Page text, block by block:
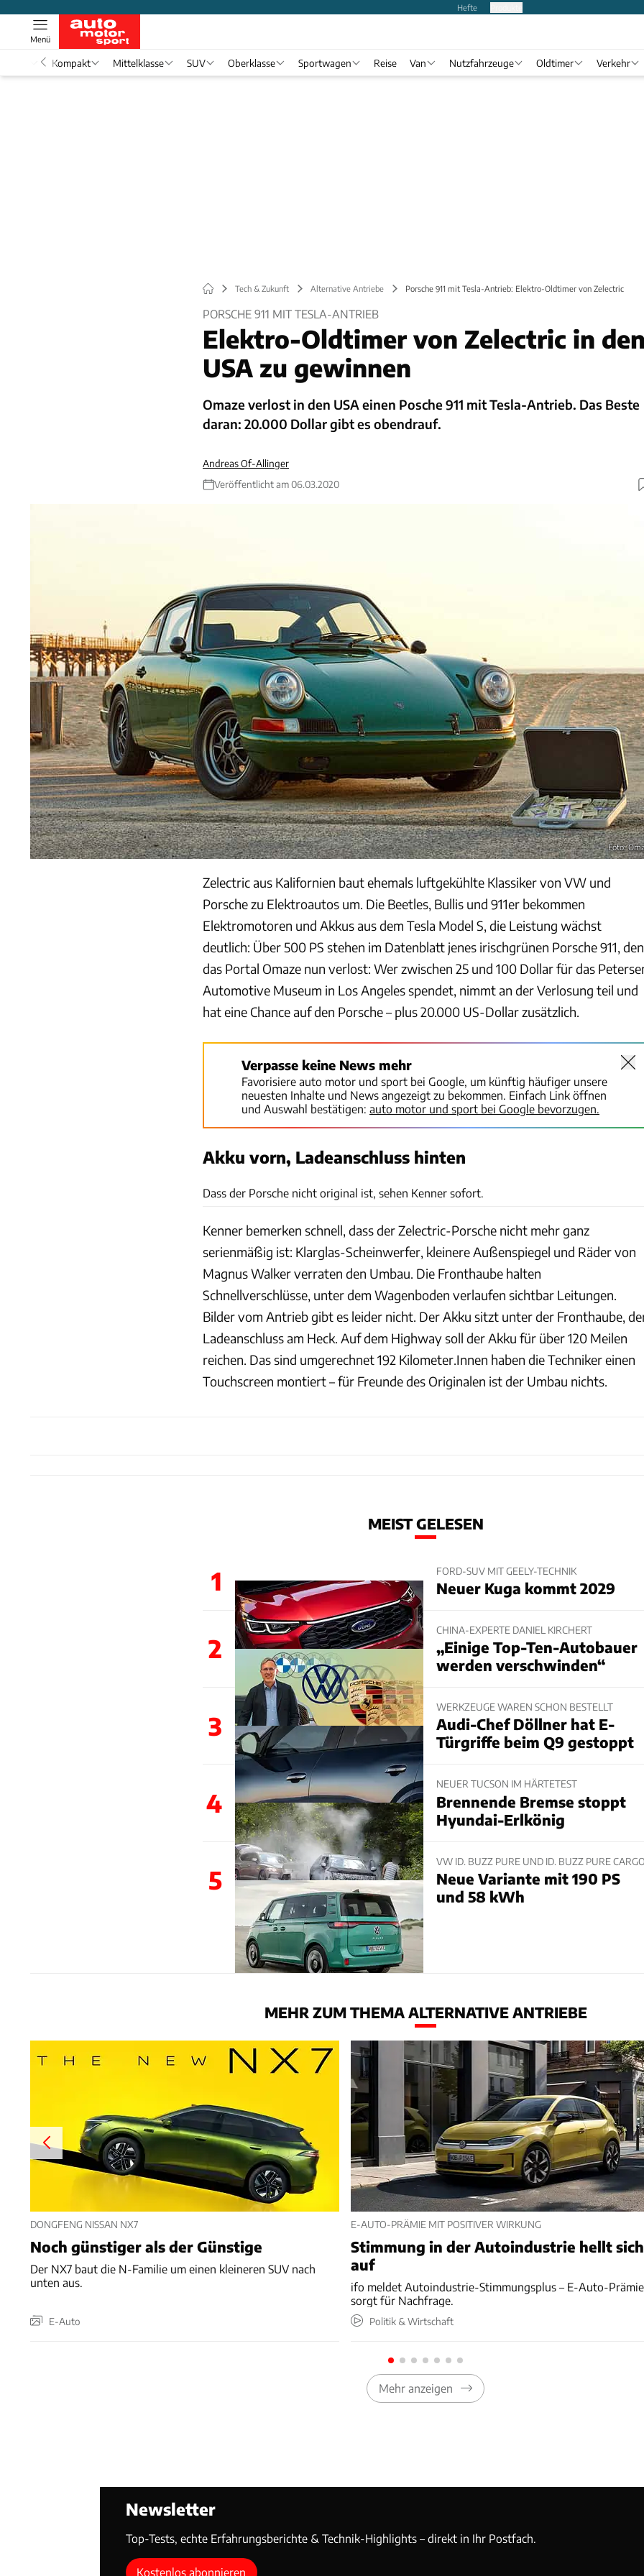
Hefte
Menü
Kompakt Mittelklasse SUV Oberklasse Sportwagen Reise Van Nutzfahrzeuge Oldtimer Verkehr
Tech & Zukunft Alternative Antriebe Porsche 911 mit Tesla-Antrieb: Elektro-Oldtimer von Zelectric
PORSCHE 911 MIT TESLA-ANTRIEB
Elektro-Oldtimer von Zelectric in
USA zu gewinnen
Omaze verlost in den USA einen Posche 911 mit Tesla-Antrieb. Das Beste
daran: 20.000 Dollar gibt es obendrauf.
Andreas Of-Allinger
Veröffentlicht am 06.03.2020
Foto:
Zelectric aus Kalifornien baut ehemals luftgekühlte Klassiker von VW und
Porsche zu Elektroautos um. Die Beetles, Bullis und 911er bekommen
Elektromotoren und Akkus aus dem Tesla Model S, die Leistung wächst
deutlich: Über 500 PS stehen im Datenblatt jenes irischgrünen Porsche 911, den
das Portal Omaze nun verlost: Wer zwischen 25 und 100 Dollar für das
Automotive Museum in Los Angeles spendet, nimmt an der Verlosung teil und
hat eine Chance auf den Porsche – plus 20.000 US-Dollar zusätzlich.
Verpasse keine News mehr
Favorisiere auto motor und sport bei Google, um künftig häufiger unsere
neuesten Inhalte und News angezeigt zu bekommen. Einfach Link öffnen
und Auswahl bestätigen: auto motor und sport bei Google bevorzugen.
Akku vorn, Ladeanschluss hinten
Dass der Porsche nicht original ist, sehen Kenner sofort.
Kenner bemerken schnell, dass der Zelectric-Porsche nicht mehr ganz
serienmäßig ist: Klarglas-Scheinwerfer, kleinere Außenspiegel und Räder von
Magnus Walker verraten den Umbau. Die Fronthaube halten
Schnellverschlüsse, unter dem Wagenboden verlaufen sichtbar Leitungen.
Bilder vom Antrieb gibt es leider nicht. Der Akku sitzt unter der Fronthaube,
Ladeanschluss am Heck. Auf dem Highway soll der Akku für über 120 Meilen
reichen. Das sind umgerechnet 192 Kilometer.Innen haben die Techniker einen
Touchscreen montiert – für Freunde des Originalen ist der Umbau nichts.
MEIST GELESEN
1 FORD-SUV MIT GEELY-TECHNIK
Neuer Kuga kommt 2029
2
CHINA-EXPERTE DANIEL KIRCHERT
„Einige Top-Ten-Autobauer
werden verschwinden“
3
WERKZEUGE WAREN SCHON BESTELLT
Audi-Chef Döllner hat E-
Türgriffe beim Q9 gestoppt
4
NEUER TUCSON IM HÄRTETEST
Brennende Bremse stoppt
Hyundai-Erlkönig
5
VW ID. BUZZ PURE UND ID. BUZZ PURE
Neue Variante mit 190 PS
und 58 kWh
MEHR ZUM THEMA ALTERNATIVE ANTRIEBE
DONGFENG NISSAN NX7
Noch günstiger als der Günstige
Der NX7 baut die N-Familie um einen kleineren SUV nach
unten aus.
E-Auto
E-AUTO-PRÄMIE MIT POSITIVER WIRKUNG
Stimmung in der Autoindustrie hellt sich
auf
ifo meldet Autoindustrie-Stimmungsplus – E-Auto-Prämie
sorgt für Nachfrage.
Politik & Wirtschaft
Mehr anzeigen
Newsletter
Top-Tests, echte Erfahrungsberichte & Technik-Highlights – direkt in Ihr Postfach.
Kostenlos abonnieren